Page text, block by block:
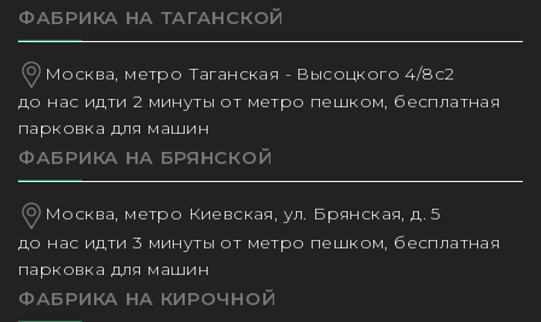
ФАБРИКА НА ТАГАНСКОЙ
Москва, метро Таганская - Высоцкого 4/8с2
до нас идти 2 минуты от метро пешком, бесплатная
парковка для машин
ФАБРИКА НА БРЯНСКОЙ
Москва, метро Киевская, ул. Брянская, д. 5
до нас идти 3 минуты от метро пешком, бесплатная
парковка для машин
ФАБРИКА НА КИРОЧНОЙ